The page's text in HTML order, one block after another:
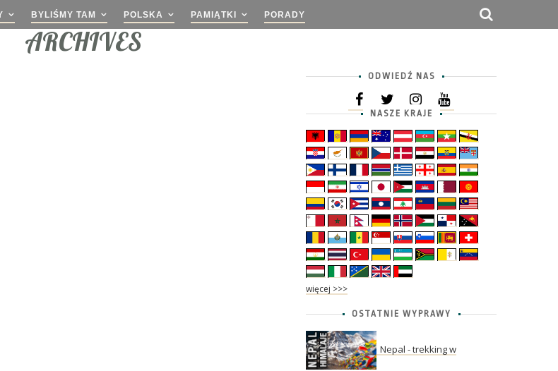
BYLIŚMY TAM POLSKA PAMIĄTKI PORADY
ARCHIVES
ODWIEDŹ NAS
NASZE KRAJE
więcej >>>
OSTATNIE WYPRAWY
Nepal - trekking w